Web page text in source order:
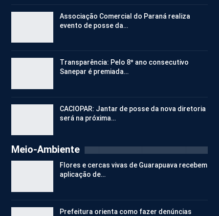
Associação Comercial do Paraná realiza
evento de posse da…
Transparência: Pelo 8º ano consecutivo
Sanepar é premiada…
CACIOPAR: Jantar de posse da nova diretoria
será na próxima…
Meio-Ambiente
Flores e cercas vivas de Guarapuava recebem
aplicação de…
Prefeitura orienta como fazer denúncias